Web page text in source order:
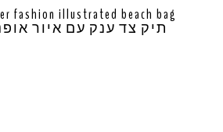
fashion illustrated beach bag
תיק צד ענק עם איור